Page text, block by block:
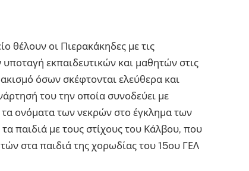
θέλουν οι Πιερακάκηδες με τις
υποταγή εκπαιδευτικών και μαθητών στις
όσων σκέφτονται ελεύθερα και
του την οποία συνοδεύει με
ονόματα των νεκρών στο έγκλημα των
παιδιά με τους στίχους του Κάλβου, που
στα παιδιά της χορωδίας του 15ου ΓΕΛ